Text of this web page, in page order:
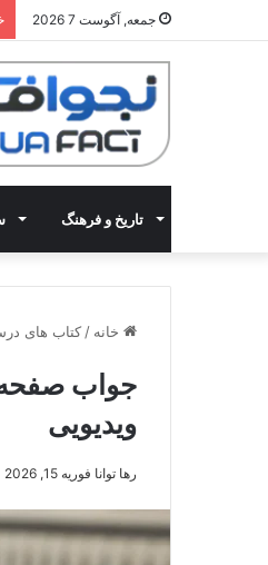
جمعه, آگوست 7 2026
تاریخ و فرهنگ
خانه / کتاب های
ویدیویی
رها توانا فوریه 15, 2026